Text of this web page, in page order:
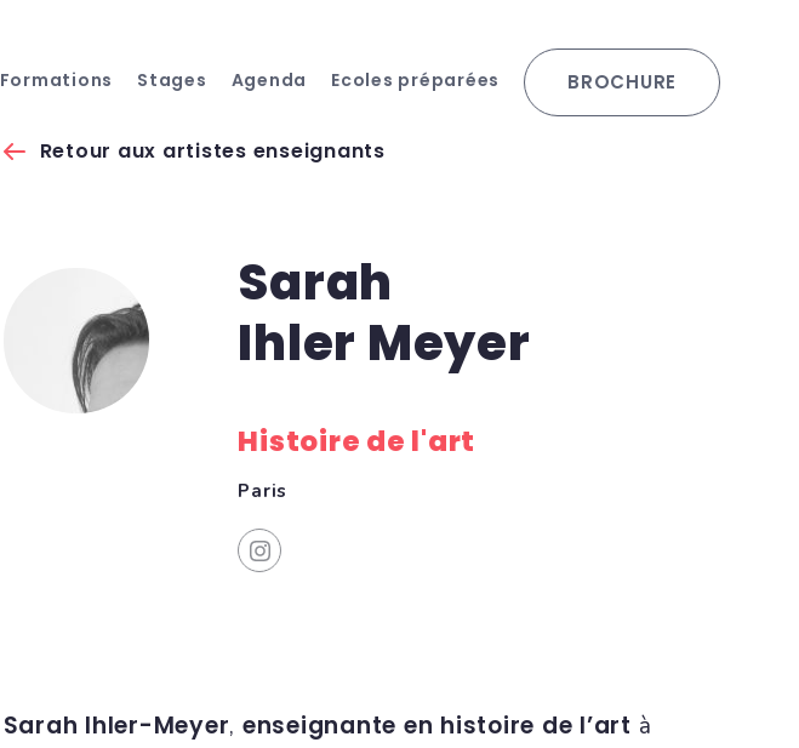
Formations Stages Agenda Ecoles préparées BROCHURE
Retour aux artistes enseignants
Sarah
Ihler Meyer
Histoire de l'art
Paris
Sarah Ihler-Meyer, enseignante en histoire de l’art à